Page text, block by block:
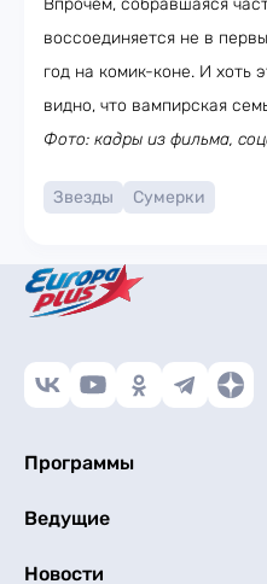
Впрочем, собравшаяся
воссоединяется не в
год на комик-коне. И хоть
видно, что вампирская
Фото: кадры из фильма,
Звезды Сумерки
Программы
Ведущие
Новости